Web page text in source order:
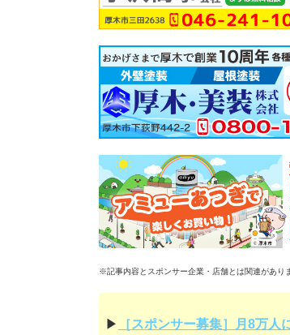
※記事内容とスポンサー企業・店舗とは関連があり
▶ ［スポンサー募集］月8万